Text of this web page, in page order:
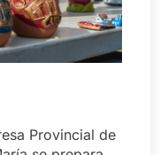
Provincial de